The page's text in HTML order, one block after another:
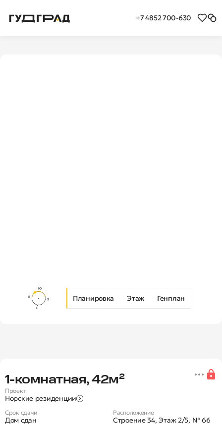
+7 4852 700-630
Планировка Этаж Генплан
Новая 1-комнатная квартира в
1‑комнатная, 42м²
Проект
Норские резиденции
Срок сдачи
Дом сдан
Расположение
Строение 34, Этаж 2/5, № 66